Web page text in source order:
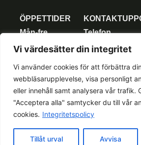
Vi värdesätter din integritet
Vi använder cookies för att förbättra
webbläsarupplevelse, visa personligt
eller innehåll samt analysera vår trafik.
"Acceptera alla" samtycker du till vår
cookies. Integritetspolicy
Tillåt urval Avvisa
ÖPPETTIDER
Mån-fre
Telefon 08:00-
Lunchstängt
12:00-13:00
Stängt
Telefon
0771-40 70 90
0771-40 70 90
Härnösand:
0771-40 70 90